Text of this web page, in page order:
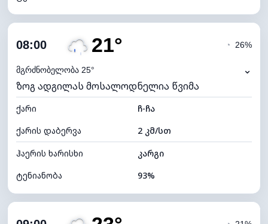
ღრუბლიანობა
ნამის წერტილი
ხილვადობა
2 კმ
განათების ინდექსი 4 (მკრთალი)
ღრუბლის სიმაღლე 6160 მ
08:00 21°
მგრძნობელობა 25°
◔ 26%
⌄
ზოგ ადგილას მოსალოდნელია წვიმა
ქარი
ჩ-ჩა
ქარის დაბერვა
2 კმ/სთ
ჰაერის ხარისხი
კარგი
ტენიანობა
93%
ღრუბლიანობა